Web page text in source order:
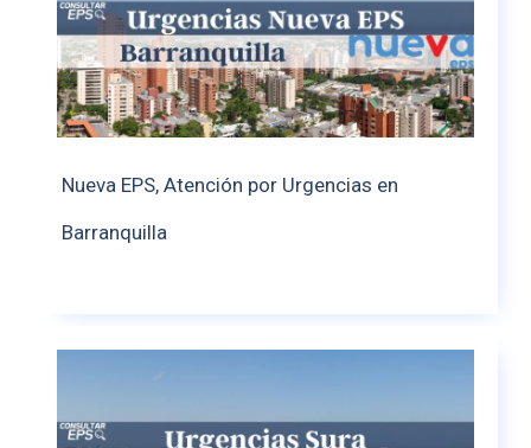
Nueva EPS, Atención por Urgencias en
Barranquilla